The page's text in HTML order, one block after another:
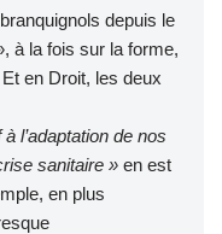
depuis le
à la fois sur la forme,
en Droit, les deux
l’adaptation de nos
sanitaire » en est
en plus